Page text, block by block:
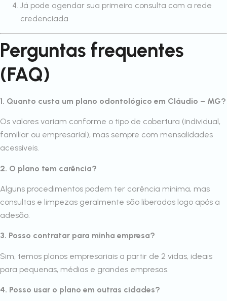
Já pode agendar sua primeira consulta com a rede
credenciada
Perguntas frequentes
(FAQ)
1. Quanto custa um plano odontológico em Cláudio – MG?
Os valores variam conforme o tipo de cobertura (individual,
familiar ou empresarial), mas sempre com mensalidades
acessíveis.
2. O plano tem carência?
Alguns procedimentos podem ter carência mínima, mas
consultas e limpezas geralmente são liberadas logo após a
adesão.
3. Posso contratar para minha empresa?
Sim, temos planos empresariais a partir de 2 vidas, ideais
para pequenas, médias e grandes empresas.
4. Posso usar o plano em outras cidades?